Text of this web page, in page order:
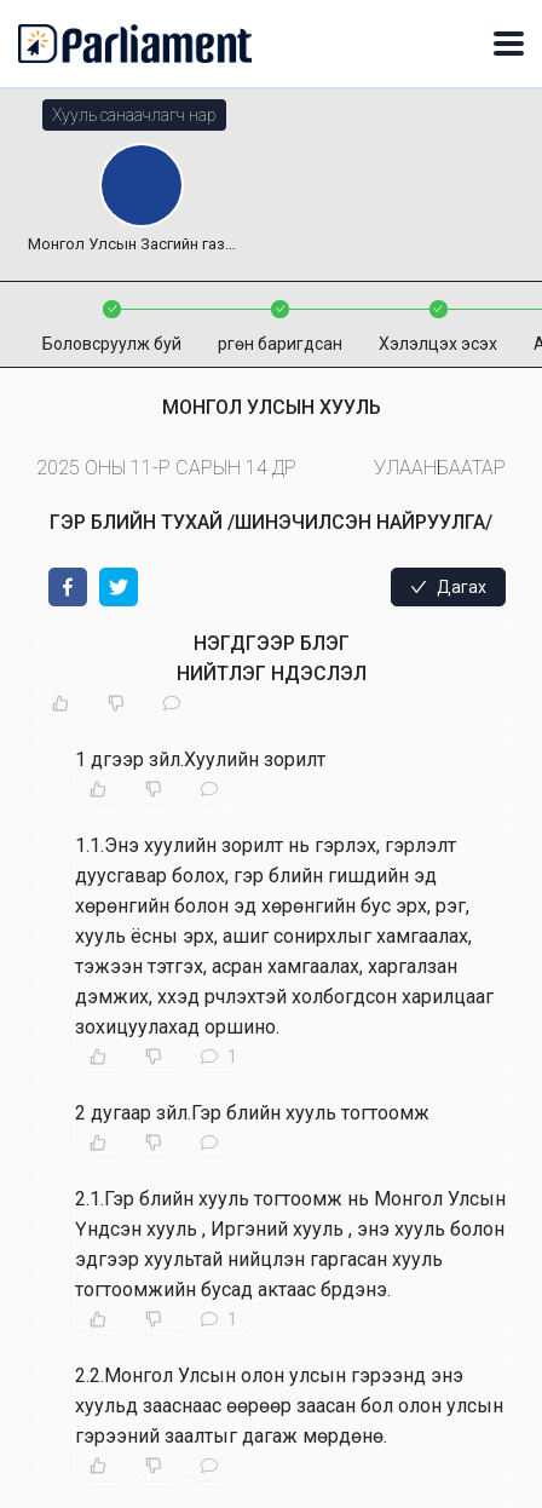
Хууль санаачлагч нар
Монгол Улсын Засгийн газар
Боловсруулж буй Өргөн баригдсан Хэлэлцэх эсэх
МОНГОЛ УЛСЫН ХУУЛЬ
2025 ОНЫ 11-Р САРЫН 14 ӨДӨР УЛААНБААТАР
ГЭР БҮЛИЙН ТУХАЙ /ШИНЭЧИЛСЭН НАЙРУУЛГА/
Дагах
НЭГДҮГЭЭР БҮЛЭГ
НИЙТЛЭГ ҮНДЭСЛЭЛ
1 дүгээр зүйл.Хуулийн зорилт
1.1.Энэ хуулийн зорилт нь гэрлэх, гэрлэлт
дуусгавар болох, гэр бүлийн гишүүдийн эд
хөрөнгийн болон эд хөрөнгийн бус эрх, үүрэг,
хууль ёсны эрх, ашиг сонирхлыг хамгаалах,
тэжээн тэтгэх, асран хамгаалах, харгалзан
дэмжих, хүүхэд үрчлэхтэй холбогдсон харилцааг
зохицуулахад оршино.
1
2 дугаар зүйл.Гэр бүлийн хууль тогтоомж
2.1.Гэр бүлийн хууль тогтоомж нь Монгол Улсын
Үндсэн хууль , Иргэний хууль , энэ хууль болон
эдгээр хуультай нийцүүлэн гаргасан хууль
тогтоомжийн бусад актаас бүрдэнэ.
1
2.2.Монгол Улсын олон улсын гэрээнд энэ
хуульд зааснаас өөрөөр заасан бол олон улсын
гэрээний заалтыг дагаж мөрдөнө.